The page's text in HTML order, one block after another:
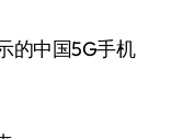
的中国5G手机